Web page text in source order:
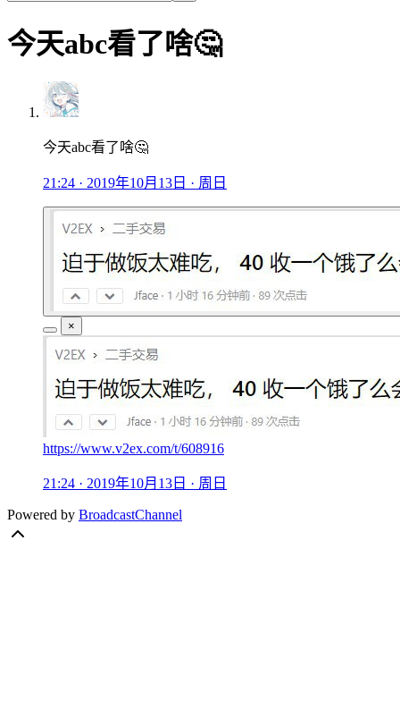
今天abc看了啥🤔
今天abc看了啥🤔
21:24 · 2019年10月13日 · 周日
×
https://www.v2ex.com/t/608916
21:24 · 2019年10月13日 · 周日
Powered by BroadcastChannel